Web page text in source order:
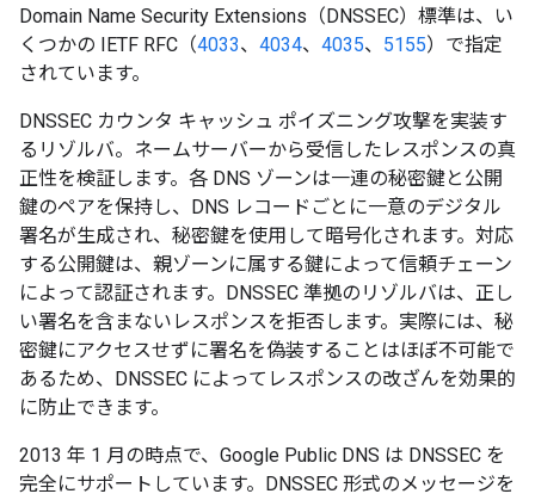
Domain Name Security Extensions（DNSSEC）標準は、い
くつかの IETF RFC（4033、 4034、 4035、 5155）で指定
されています。
DNSSEC カウンタ キャッシュ ポイズニング攻撃を実装す
るリゾルバ。ネームサーバーから受信したレスポンスの真
正性を検証します。各 DNS ゾーンは一連の秘密鍵と公開
鍵のペアを保持し、DNS レコードごとに一意のデジタル
署名が生成され、秘密鍵を使用して暗号化されます。対応
する公開鍵は、親ゾーンに属する鍵によって信頼チェーン
によって認証されます。DNSSEC 準拠のリゾルバは、正し
い署名を含まないレスポンスを拒否します。実際には、秘
密鍵にアクセスせずに署名を偽装することはほぼ不可能で
あるため、DNSSEC によってレスポンスの改ざんを効果的
に防止できます。
2013 年 1 月の時点で、Google Public DNS は DNSSEC を
完全にサポートしています。DNSSEC 形式のメッセージを